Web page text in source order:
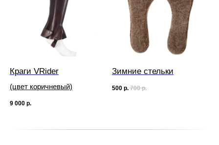
Краги VRider
(цвет коричневый)
9 000 р.
Зимние стельки
500 р. 700 р.